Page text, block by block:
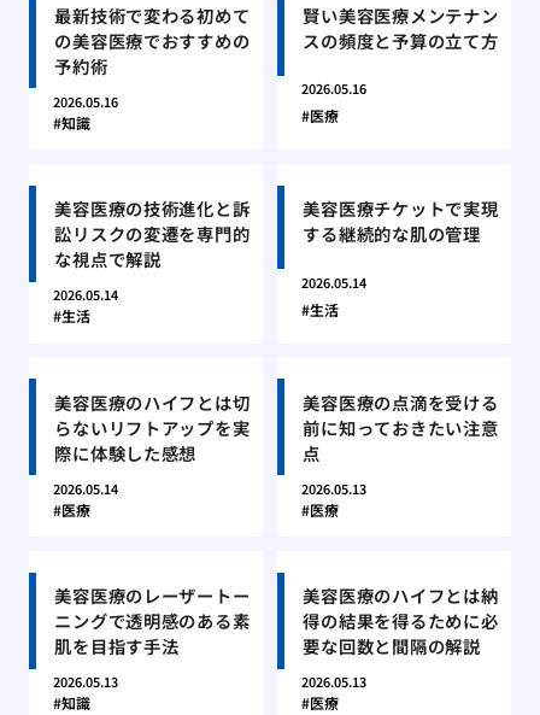
最新技術で変わる初めて
の美容医療でおすすめの
予約術
2026.05.16
知識
賢い美容医療メンテナン
スの頻度と予算の立て方
2026.05.16
医療
美容医療の技術進化と訴
訟リスクの変遷を専門的
な視点で解説
2026.05.14
生活
美容医療チケットで実現
する継続的な肌の管理
2026.05.14
生活
美容医療のハイフとは切
らないリフトアップを実
際に体験した感想
2026.05.14
医療
美容医療の点滴を受ける
前に知っておきたい注意
点
2026.05.13
医療
美容医療のレーザートー
ニングで透明感のある素
肌を目指す手法
2026.05.13
知識
美容医療のハイフとは納
得の結果を得るために必
要な回数と間隔の解説
2026.05.13
医療